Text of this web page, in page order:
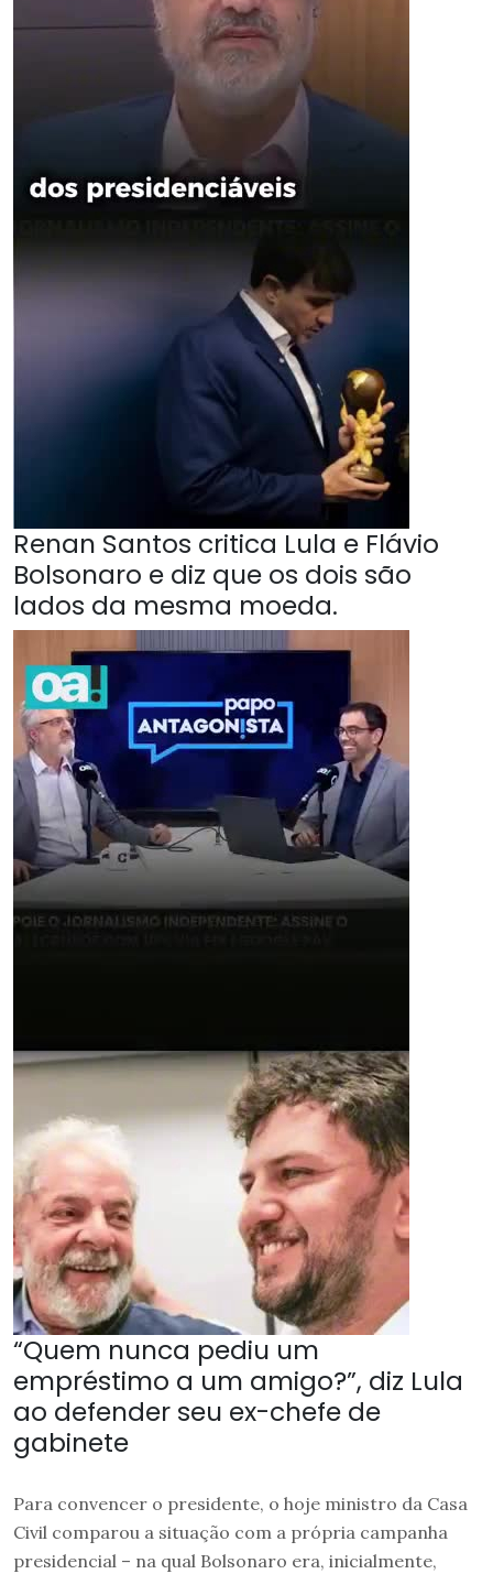
Renan Santos critica Lula e Flávio
Bolsonaro e diz que os dois são
lados da mesma moeda.
“Quem nunca pediu um
empréstimo a um amigo?”, diz Lula
ao defender seu ex-chefe de
gabinete
Para convencer o presidente, o hoje ministro da Casa
Civil comparou a situação com a própria campanha
presidencial – na qual Bolsonaro era, inicialmente,